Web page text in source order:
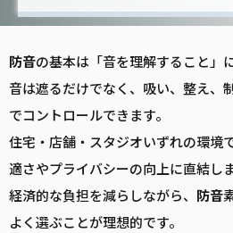
防音の基本は「音を理解すること」
音は遮るだけでなく、吸い、整え、
でコントロールできます。
住宅・店舗・スタジオいずれの環境
適さやプライバシーの向上に直結しま
経済的な負担を減らしながら、 防音
よく選ぶことが理想的です。